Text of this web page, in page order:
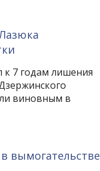
7 годам лишения
виновным в
вымогательстве